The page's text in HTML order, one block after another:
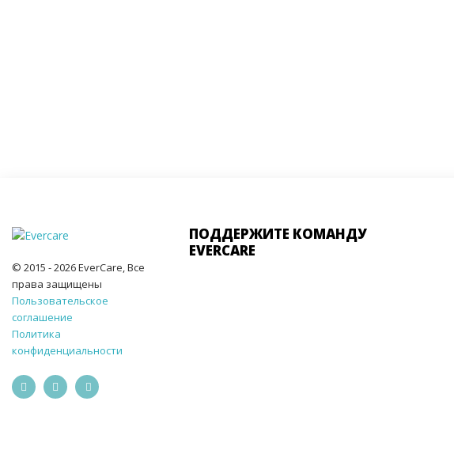
© 2015 - 2026 EverCare, Все
права защищены
Пользовательское
соглашение
Политика
конфиденциальности
ПОДДЕРЖИТЕ КОМАНДУ
EVERCARE